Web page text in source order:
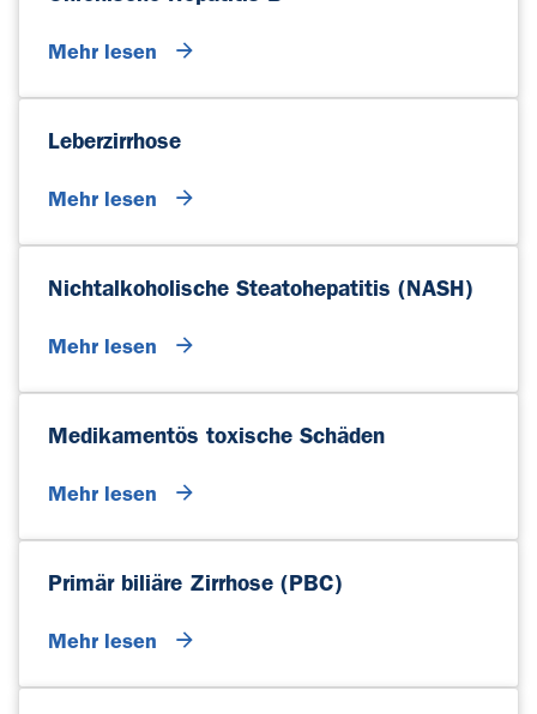
Mehr lesen
Leberzirrhose
Mehr lesen
Nichtalkoholische Steatohepatitis (NASH)
Mehr lesen
Medikamentös toxische Schäden
Mehr lesen
Primär biliäre Zirrhose (PBC)
Mehr lesen